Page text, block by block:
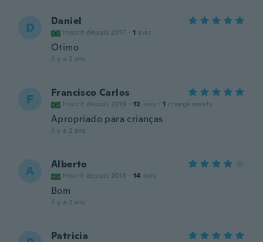
D Daniel
Inscrit depuis 2017 · 1 avis
Otimo
il y a 2 ans
F Francisco Carlos
Inscrit depuis 2019 · 12 avis · 1 chargements
Apropriado para crianças
il y a 2 ans
A Alberto
Inscrit depuis 2018 · 14 avis
Bom
il y a 2 ans
Patricia